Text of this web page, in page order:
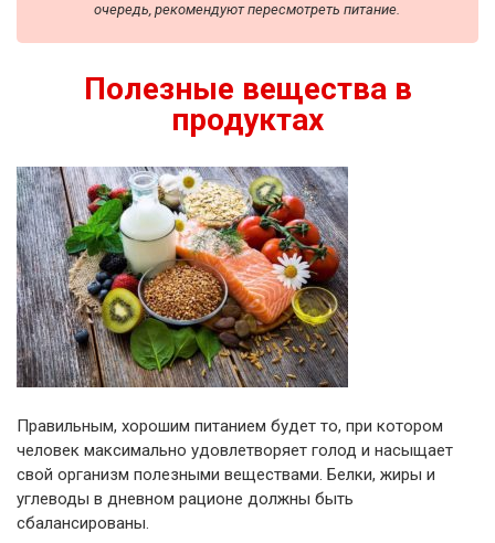
очередь, рекомендуют пересмотреть питание.
Полезные вещества в
продуктах
Правильным, хорошим питанием будет то, при котором
человек максимально удовлетворяет голод и насыщает
свой организм полезными веществами. Белки, жиры и
углеводы в дневном рационе должны быть
сбалансированы.